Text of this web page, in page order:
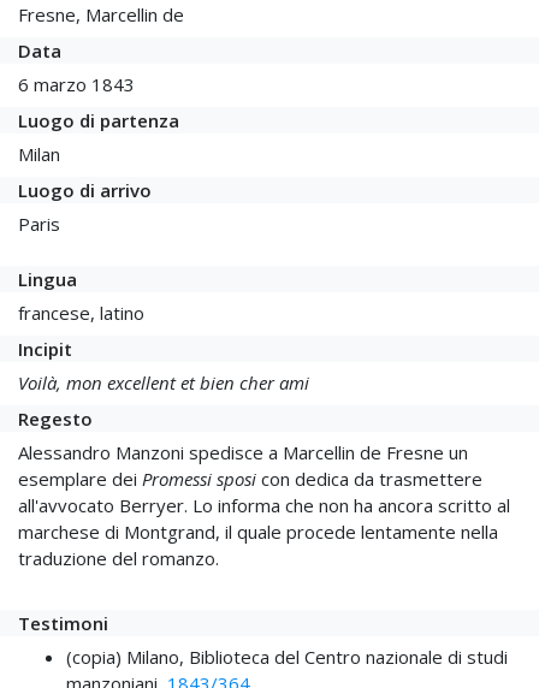
Fresne, Marcellin de
Data
6 marzo 1843
Luogo di partenza
Milan
Luogo di arrivo
Paris
Lingua
francese, latino
Incipit
Voilà, mon excellent et bien cher ami
Regesto
Alessandro Manzoni spedisce a Marcellin de Fresne un
esemplare dei Promessi sposi con dedica da trasmettere
all'avvocato Berryer. Lo informa che non ha ancora scritto al
marchese di Montgrand, il quale procede lentamente nella
traduzione del romanzo.
Testimoni
(copia) Milano, Biblioteca del Centro nazionale di studi